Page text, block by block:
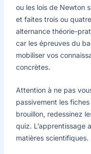
ou les lois de Newton
et faites trois ou
alternance théorie-
car les épreuves du
mobiliser vos
concrètes.
Attention à ne pas
passivement les
brouillon, redessinez
quiz. L’apprentissage
matières scientifiques.